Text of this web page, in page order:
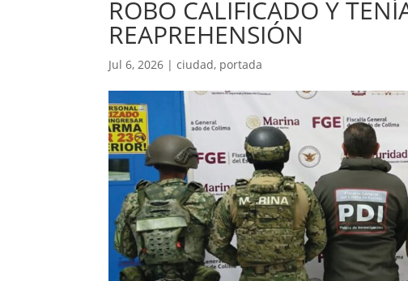
ROBO CALIFICADO Y
REAPREHENSIÓN
Jul 6, 2026 |ciudad, portada